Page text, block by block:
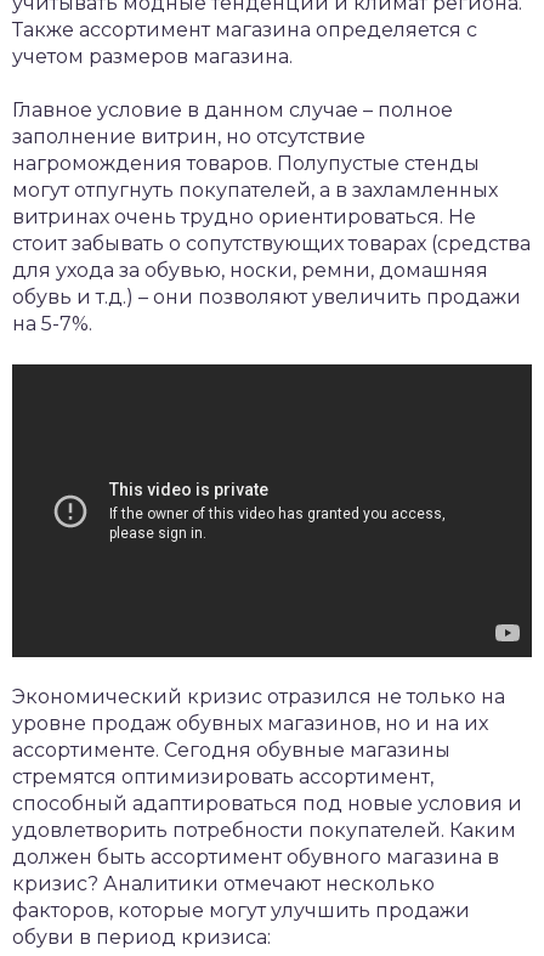
Также ассортимент магазина определяется с
учетом размеров магазина.
Главное условие в данном случае – полное
заполнение витрин, но отсутствие
нагромождения товаров. Полупустые стенды
могут отпугнуть покупателей, а в захламленных
витринах очень трудно ориентироваться. Не
стоит забывать о сопутствующих товарах (средства
для ухода за обувью, носки, ремни, домашняя
обувь и т.д.) – они позволяют увеличить продажи
на 5-7%.
Экономический кризис отразился не только на
уровне продаж обувных магазинов, но и на их
ассортименте. Сегодня обувные магазины
стремятся оптимизировать ассортимент,
способный адаптироваться под новые условия и
удовлетворить потребности покупателей. Каким
должен быть ассортимент обувного магазина в
кризис? Аналитики отмечают несколько
факторов, которые могут улучшить продажи
обуви в период кризиса: